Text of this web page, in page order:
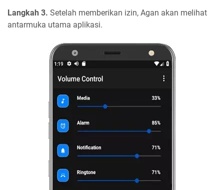
Langkah 3. Setelah memberikan izin, Agan akan melihat
antarmuka utama aplikasi.